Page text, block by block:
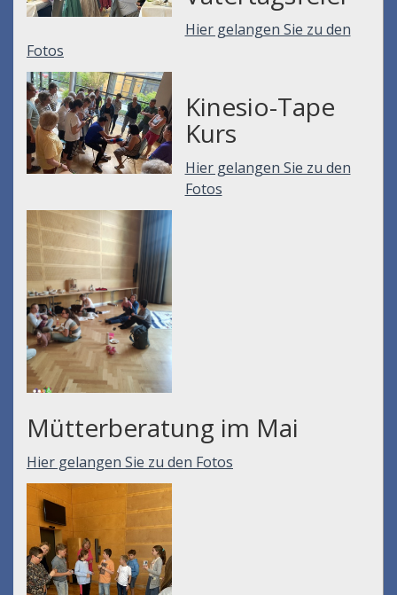
Hier gelangen Sie zu den
Fotos
Kinesio-Tape
Kurs
Hier gelangen Sie zu den
Fotos
Mütterberatung im Mai
Hier gelangen Sie zu den Fotos